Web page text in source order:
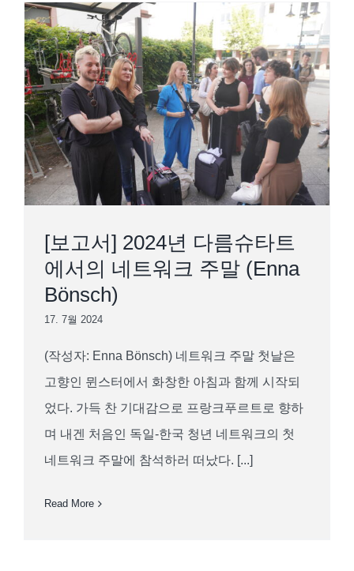
[보고서] 2024년 다름슈타트에서의 네
트워크 주말 (Enna Bönsch)
[보고서] 2024년 다름슈타트
에서의 네트워크 주말 (Enna
Bönsch)
17. 7월 2024
(작성자: Enna Bönsch) 네트워크 주말 첫날은
고향인 뮌스터에서 화창한 아침과 함께 시작되
었다. 가득 찬 기대감으로 프랑크푸르트로 향하
며 내겐 처음인 독일-한국 청년 네트워크의 첫
네트워크 주말에 참석하러 떠났다. [...]
Read More